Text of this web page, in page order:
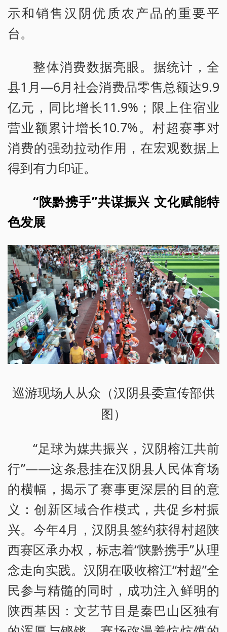
示和销售汉阴优质农产品的重要平
台。
整体消费数据亮眼。据统计，全
县1月—6月社会消费品零售总额达9.9
亿元，同比增长11.9%；限上住宿业
营业额累计增长10.7%。村超赛事对
消费的强劲拉动作用，在宏观数据上
得到有力印证。
“陕黔携手”共谋振兴 文化赋能特
色发展
巡游现场人从众（汉阴县委宣传部供
图）
“足球为媒共振兴，汉阴榕江共前
行”——这条悬挂在汉阴县人民体育场
的横幅，揭示了赛事更深层的目的意
义：创新区域合作模式，共促乡村振
兴。今年4月，汉阴县签约获得村超陕
西赛区承办权，标志着“陕黔携手”从理
念走向实践。汉阴在吸收榕江“村超”全
民参与精髓的同时，成功注入鲜明的
陕西基因：文艺节目是秦巴山区独有